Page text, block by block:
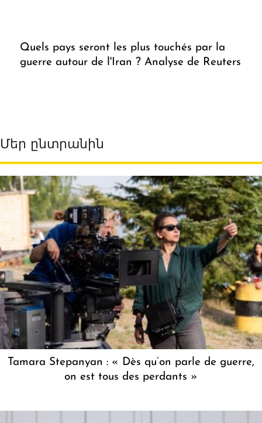
Quels pays seront les plus touchés par la
guerre autour de l'Iran ? Analyse de Reuters
Մեր ընտրանին
Tamara Stepanyan : « Dès qu’on parle de guerre,
on est tous des perdants »